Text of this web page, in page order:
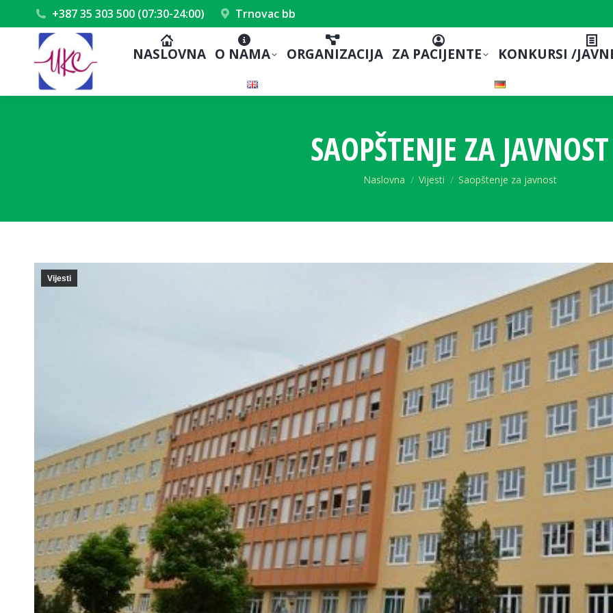
+387 35 303 500 (07:30-24:00) Trnovac bb
NASLOVNA O NAMA ORGANIZACIJA ZA PACIJENTE KONKURSI /
SAOPŠTENJE ZA JAVNOST
You are here:
Naslovna Vijesti Saopštenje za javnost
Vijesti